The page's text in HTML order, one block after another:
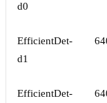
d0
EfficientDet-
d1
EfficientDet-